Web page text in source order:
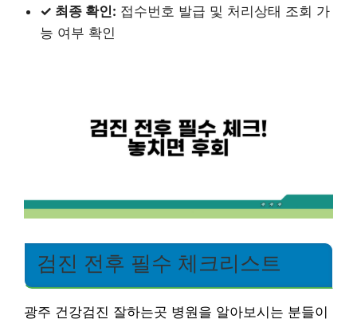
✓ 최종 확인: 접수번호 발급 및 처리상태 조회 가
능 여부 확인
검진 전후 필수 체크리스트
광주 건강검진 잘하는곳 병원을 알아보시는 분들이